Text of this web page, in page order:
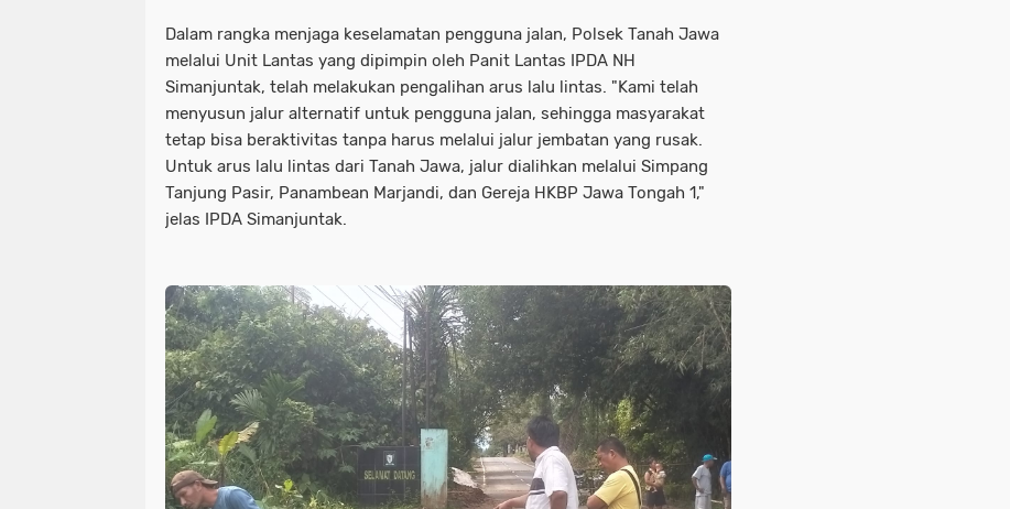
Dalam rangka menjaga keselamatan pengguna jalan, Polsek Tanah Jawa
melalui Unit Lantas yang dipimpin oleh Panit Lantas IPDA NH
Simanjuntak, telah melakukan pengalihan arus lalu lintas. "Kami telah
menyusun jalur alternatif untuk pengguna jalan, sehingga masyarakat
tetap bisa beraktivitas tanpa harus melalui jalur jembatan yang rusak.
Untuk arus lalu lintas dari Tanah Jawa, jalur dialihkan melalui Simpang
Tanjung Pasir, Panambean Marjandi, dan Gereja HKBP Jawa Tongah 1,"
jelas IPDA Simanjuntak.